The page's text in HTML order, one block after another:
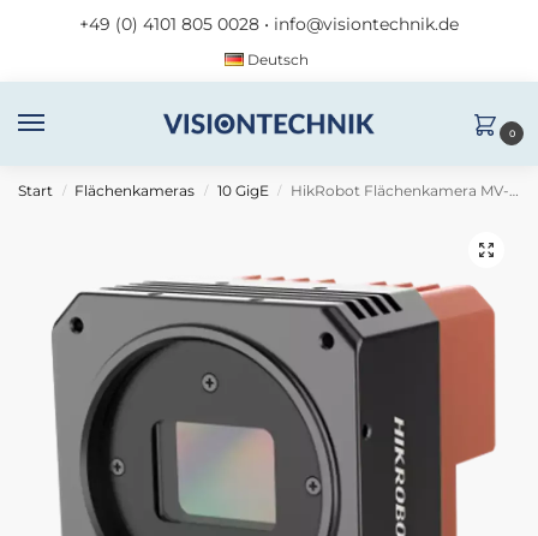
+49 (0) 4101 805 0028 • info@visiontechnik.de
Deutsch
0
Start / Flächenkameras / 10 GigE / HikRobot Flächenkamera MV-CH310-10TM-M58S-NN